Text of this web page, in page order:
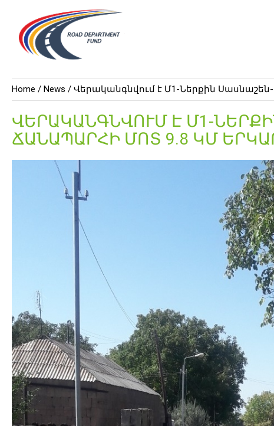
Home / News / Վերականգնվում է Մ1-Ներքին
ՎԵՐԱԿԱՆԳՆՎՈՒՄ Է Մ1-
ՃԱՆԱՊԱՐՀԻ ՄՈՏ 9.8 ԿՄ